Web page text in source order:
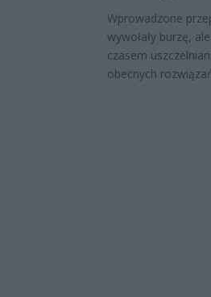
Wprowadzone
wywołały burzę,
czasem
obecnych